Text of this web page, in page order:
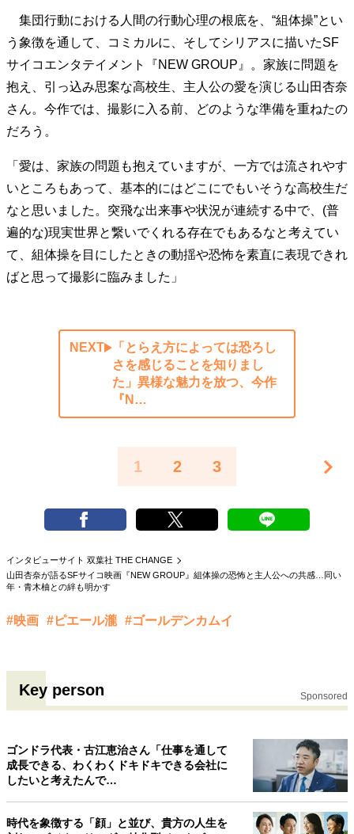
集団行動における人間の行動心理の根底を、“組体操”とい
う象徴を通して、コミカルに、そしてシリアスに描いたSF
サイコエンタテイメント『NEW GROUP』。家族に問題を
抱え、引っ込み思案な高校生、主人公の愛を演じる山田杏奈
さん。今作では、撮影に入る前、どのような準備を重ねたの
だろう。
「愛は、家族の問題も抱えていますが、一方では流されやす
いところもあって、基本的にはどこにでもいそうな高校生だ
なと思いました。突飛な出来事や状況が連続する中で、(普
遍的な)現実世界と繋いでくれる存在でもあるなと考えてい
て、組体操を目にしたときの動揺や恐怖を素直に表現できれ
ばと思って撮影に臨みました」
NEXT
「とらえ方によっては恐ろし
さを感じることを知りまし
た」異様な魅力を放つ、今作
『N…
1 2 3
インタビューサイト 双葉社 THE CHANGE
山田杏奈が語るSFサイコ映画『NEW GROUP』組体操の恐怖と主人公への共感…同い
年・青木柚との絆も明かす
#映画 #ピエール瀧 #ゴールデンカムイ
Key person Sponsored
ゴンドラ代表・古江恵治さん「仕事を通して
成長できる、わくわくドキドキできる会社に
したいと考えたんで…
時代を象徴する「顔」と並び、貴方の人生を